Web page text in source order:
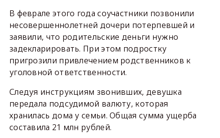
В феврале этого года соучастники позвонили
несовершеннолетней дочери потерпевшей и
заявили, что родительские деньги нужно
задекларировать. При этом подростку
пригрозили привлечением родственников к
уголовной ответственности.
Следуя инструкциям звонивших, девушка
передала подсудимой валюту, которая
хранилась дома у семьи. Общая сумма ущерба
составила 21 млн рублей.